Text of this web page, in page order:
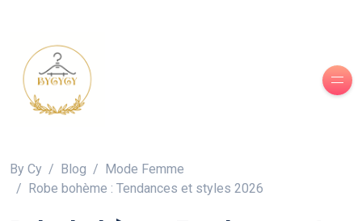
By Cy Blog
Mode Femme
Robe bohème : Tendances et styles 2026